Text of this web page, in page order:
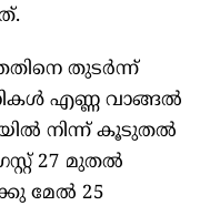
തുടർന്ന്
എണ്ണ വാങ്ങൽ
നിന്ന് കൂടുതൽ
27 മുതൽ
മേൽ 25